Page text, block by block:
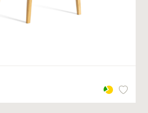
до низу ніжки;
по краях;
стілець «ПОЛО SOFT» має
може бути твердим або м’яким